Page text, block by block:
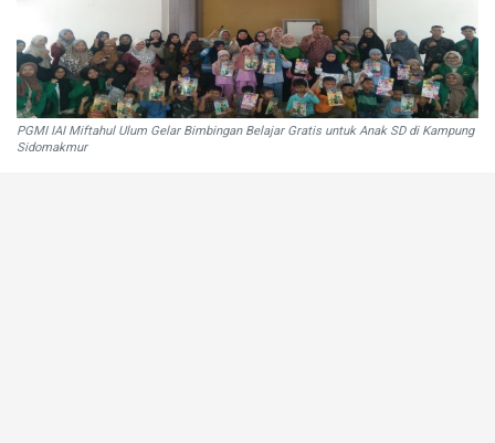
PGMI IAI Miftahul Ulum Gelar Bimbingan Belajar Gratis untuk Anak SD di Kampung
Sidomakmur